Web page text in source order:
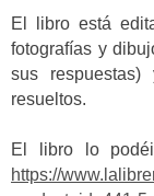
El libro está
fotografías y
sus
resueltos.
El libro lo
https://